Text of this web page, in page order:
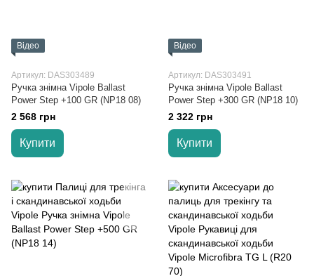
Відео
Артикул: DAS303489
Ручка знімна Vipole Ballast
Power Step +100 GR (NP18 08)
2 568 грн
Купити
Відео
Артикул: DAS303491
Ручка знімна Vipole Ballast
Power Step +300 GR (NP18 10)
2 322 грн
Купити